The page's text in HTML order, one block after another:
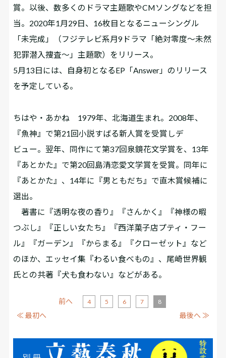
賞。以後、数多くのドラマ主題歌やCMソングなどを担
当。2020年1月29日、16枚目となるニューシングル
「未完成」（フジテレビ系月9ドラマ「絶対零度～未然
犯罪潜入捜査～」主題歌）をリリース。
5月13日には、自身初となるEP「Answer」のリリース
を予定している。
ちはや・あかね 1979年、北海道生まれ。2008年、
『魚神』で第21回小説すばる新人賞を受賞しデ
ビュー。翌年、同作にて第37回泉鏡花文学賞を、13年
『あとかた』で第20回島清恋愛文学賞を受賞。同年に
『あとかた』、14年に『男ともだち』で直木賞候補に
選出。
著書に『透明な夜の香り』『さんかく』『神様の暇
つぶし』『正しい女たち』『西洋菓子店プティ・フー
ル』『ガーデン』『からまる』『クローゼット』など
のほか、エッセイ集『わるい食べもの』、尾崎世界観
氏との共著『犬も食わない』などがある。
≪ 最初へ
前へ 4 5 6 7 8
最後へ ≫